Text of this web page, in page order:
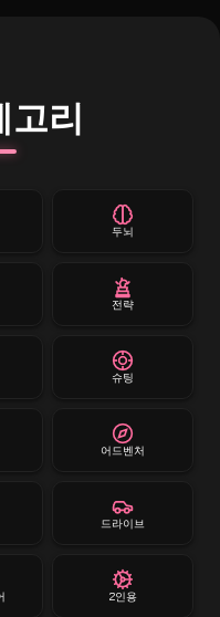
리
두뇌
전략
슈팅
어드벤처
드라이브
2인용